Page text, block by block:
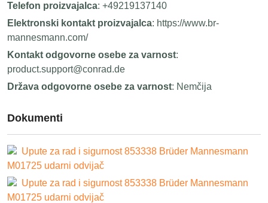
Telefon proizvajalca: +49219137140
Elektronski kontakt proizvajalca: https://www.br-
mannesmann.com/
Kontakt odgovorne osebe za varnost:
product.support@conrad.de
Država odgovorne osebe za varnost: Nemčija
Dokumenti
Upute za rad i sigurnost 853338 Brüder Mannesmann
M01725 udarni odvijač
Upute za rad i sigurnost 853338 Brüder Mannesmann
M01725 udarni odvijač